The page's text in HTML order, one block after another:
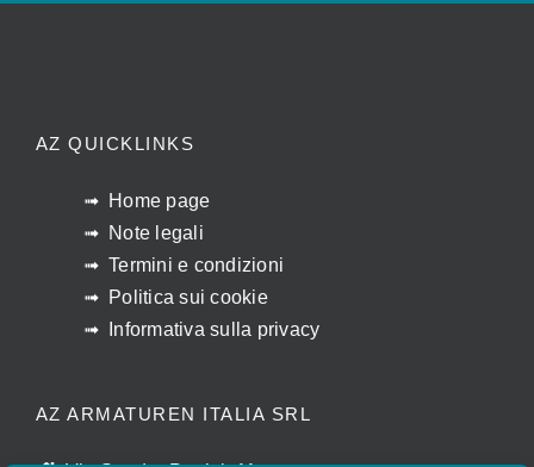
AZ QUICKLINKS
Home page
Note legali
Termini e condizioni
Politica sui cookie
Informativa sulla privacy
AZ ARMATUREN ITALIA SRL